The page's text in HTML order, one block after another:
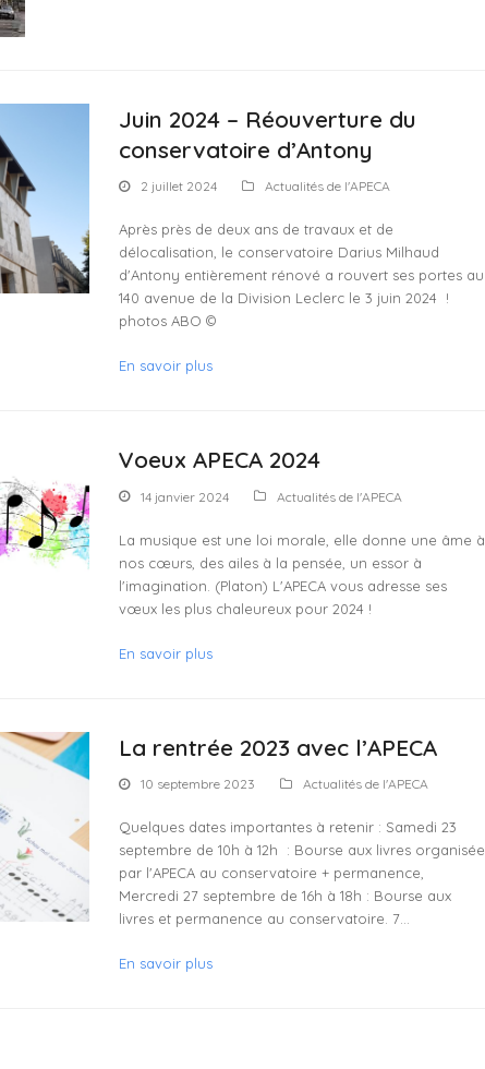
Juin 2024 – Réouverture du
conservatoire d’Antony
2 juillet 2024 Actualités de l'APECA
Après près de deux ans de travaux et de
délocalisation, le conservatoire Darius Milhaud
d'Antony entièrement rénové a rouvert ses portes au
140 avenue de la Division Leclerc le 3 juin 2024 !
photos ABO ©
En savoir plus
Voeux APECA 2024
14 janvier 2024 Actualités de l'APECA
La musique est une loi morale, elle donne une âme à
nos cœurs, des ailes à la pensée, un essor à
l'imagination. (Platon) L'APECA vous adresse ses
vœux les plus chaleureux pour 2024 !
En savoir plus
La rentrée 2023 avec l’APECA
10 septembre 2023 Actualités de l'APECA
Quelques dates importantes à retenir : Samedi 23
septembre de 10h à 12h : Bourse aux livres organisée
par l'APECA au conservatoire + permanence,
Mercredi 27 septembre de 16h à 18h : Bourse aux
livres et permanence au conservatoire. 7…
En savoir plus